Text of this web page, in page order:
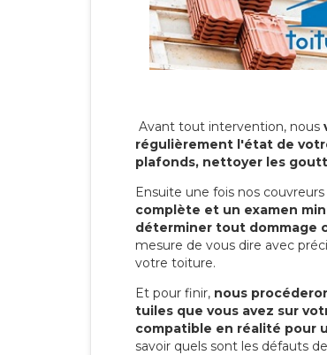
Avant tout intervention, nous
régulièrement l'état de
plafonds, nettoyer les
Ensuite une fois nos couvreurs
complète et un examen
déterminer tout dommage
mesure de vous dire avec
votre toiture.
Et pour finir, nous
tuiles que vous avez sur
compatible en réalité pour
savoir quels sont les défauts